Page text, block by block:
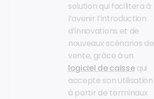
solution qui facilitera à
l’avenir l’introduction
d’innovations et de
nouveaux scénarios de
vente, grâce à un
logiciel de caissequi
accepte son utilisation
à partir de terminaux